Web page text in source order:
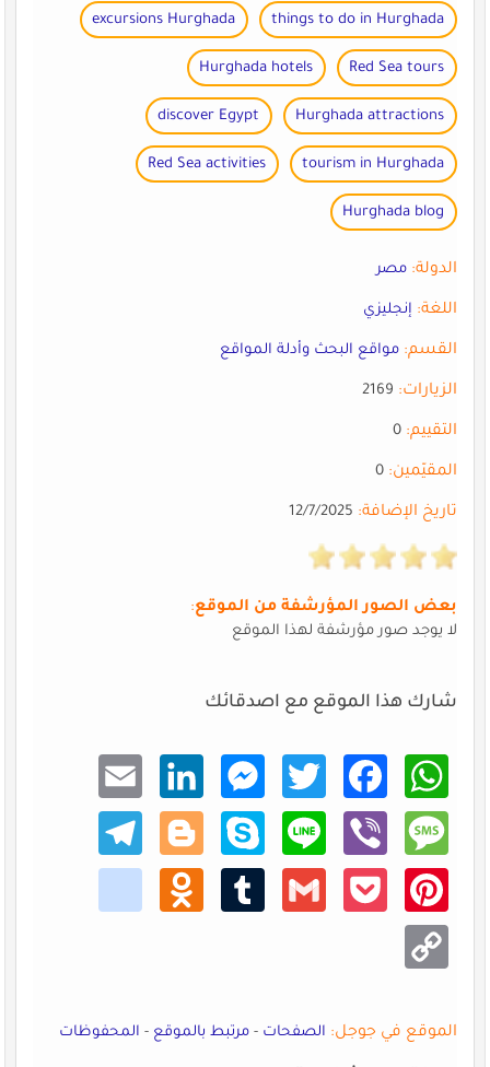
things to do in Hurghada
excursions Hurghada
Red Sea tours
Hurghada hotels
Hurghada attractions
discover Egypt
tourism in Hurghada
Red Sea activities
Hurghada blog
الدولة: مصر
اللغة: إنجليزي
القسم: مواقع البحث وأدلة المواقع
الزيارات:2169
التقييم:0
المقيّمين:0
تاريخ الإضافة:12/7/2025
بعض الصور المؤرشفة من الموقع:
لا يوجد صور مؤرشفة لهذا الموقع
شارك هذا الموقع مع اصدقائك
What
sApp
Faceb
ook
Twitt
er
Mess
enger
Linke
dIn
Email
Mess
age
Viber
Line
Skype
Blogg
er
Teleg
ram
Pinte
rest
Pocke
Gmail
Tumb
Odno
klass
niki
Copy
Link
الموقع في جوجل: الصفحات-مرتبط بالموقع-المحفوظات